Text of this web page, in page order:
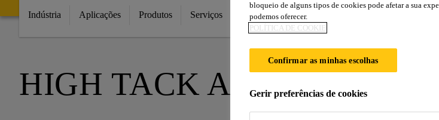
Indústria Aplicações Produtos Serviços Inovação Atendimento Técnico Indústria
HIGH TACK AND
bloqueio de alguns tipos de cookies pode afetar a sua
podemos oferecer.
POLÍTICA DE COOKIE
Confirmar as minhas escolhas
Gerir preferências de cookies